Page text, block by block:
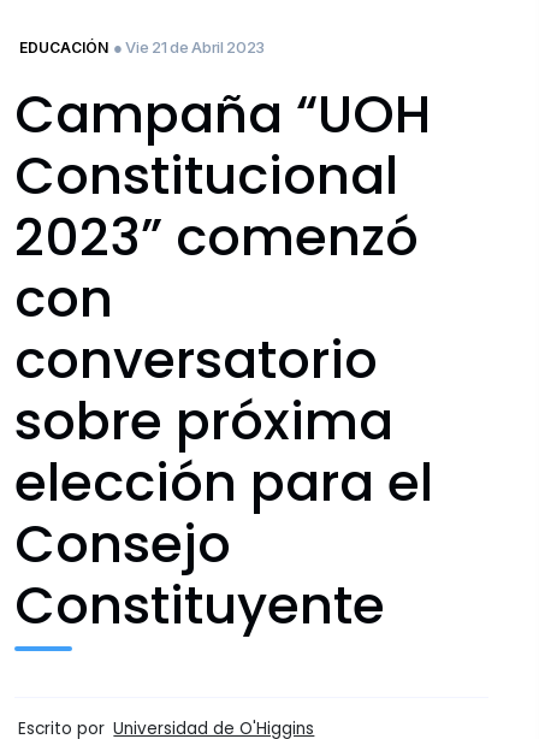
EDUCACIÓN ● Vie 21 de Abril 2023
Campaña “UOH
Constitucional
2023” comenzó
con
conversatorio
sobre próxima
elección para el
Consejo
Constituyente
Escrito por Universidad de O'Higgins